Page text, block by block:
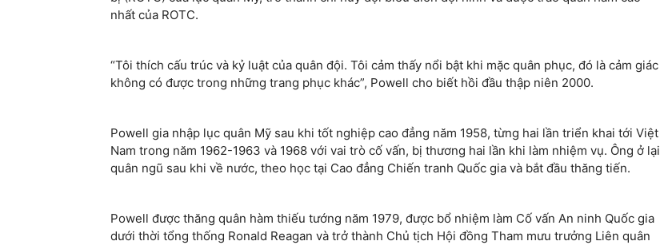
nhất của ROTC.
“Tôi thích cấu trúc và kỷ luật của quân đội. Tôi cảm thấy nổi bật khi mặc quân phục, đó là cảm giác
không có được trong những trang phục khác”, Powell cho biết hồi đầu thập niên 2000.
Powell gia nhập lục quân Mỹ sau khi tốt nghiệp cao đẳng năm 1958, từng hai lần triển khai tới Việt
Nam trong năm 1962-1963 và 1968 với vai trò cố vấn, bị thương hai lần khi làm nhiệm vụ. Ông ở lại
quân ngũ sau khi về nước, theo học tại Cao đẳng Chiến tranh Quốc gia và bắt đầu thăng tiến.
Powell được thăng quân hàm thiếu tướng năm 1979, được bổ nhiệm làm Cố vấn An ninh Quốc gia
dưới thời tổng thống Ronald Reagan và trở thành Chủ tịch Hội đồng Tham mưu trưởng Liên quân